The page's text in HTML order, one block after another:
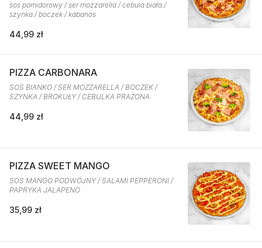
sos pomidorowy / ser mozzarella / cebula biała /
szynka / boczek / kabanos
44,99 zł
PIZZA CARBONARA
SOS BIANKO / SER MOZZARELLA / BOCZEK /
SZYNKA / BROKUŁY / CEBULKA PRAŻONA
44,99 zł
PIZZA SWEET MANGO
SOS MANGO PODWÓJNY / SALAMI PEPPERONI /
PAPRYKA JALAPENO
35,99 zł